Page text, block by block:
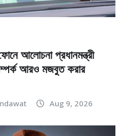
আলোচনা প্রধানমন্ত্রী
আরও মজবুত করার
Aug 9, 2026